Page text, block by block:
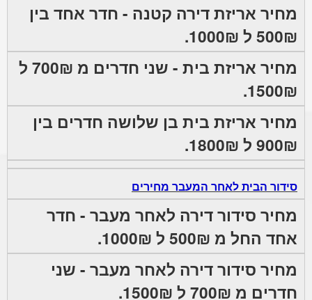
מחיר אריזת דירה קטנה - חדר אחד בין
500₪ ל 1000₪.
מחיר אריזת בית - שני חדרים מ 700₪ ל
1500₪.
מחיר אריזת בית בן שלושה חדרים בין
900₪ ל 1800₪.
סידור הבית לאחר המעבר מחירים
מחיר סידור דירה לאחר מעבר - חדר
אחד החל מ 500₪ ל 1000₪.
מחיר סידור דירה לאחר מעבר - שני
חדרים מ 700₪ ל 1500₪.